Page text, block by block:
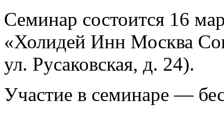
Семинар состоится 16
«Холидей Инн Москва
ул. Русаковская, д. 24).
Участие в семинаре —